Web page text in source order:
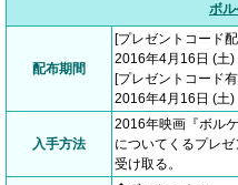
ボ
配布期間
[プレゼントコード
2016年4月16日 (土
[プレゼントコード
2016年4月16日 (土
入手方法
2016年映画『ボル
についてくるプレ
受け取る。